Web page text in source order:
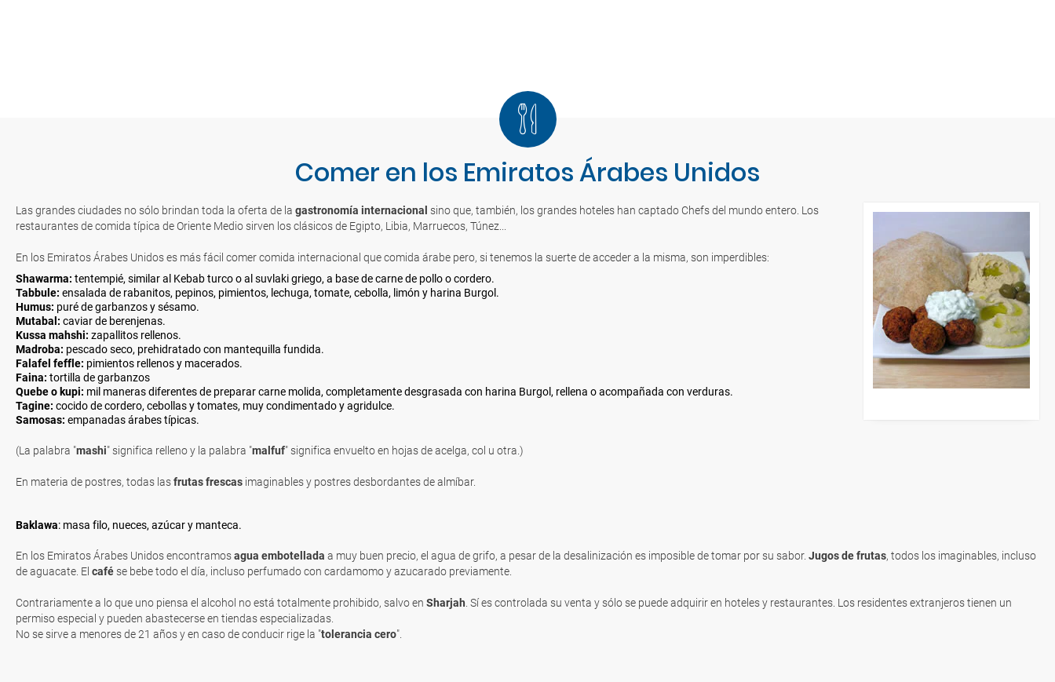
Comer en los Emiratos Árabes Unidos
Las grandes ciudades no sólo brindan toda la oferta de la gastronomía internacional sino que, también, los grandes hoteles han captado Chefs del mundo entero. Los
restaurantes de comida típica de Oriente Medio sirven los clásicos de Egipto, Libia, Marruecos, Túnez...
En los Emiratos Árabes Unidos es más fácil comer comida internacional que comida árabe pero, si tenemos la suerte de acceder a la misma, son imperdibles:
Shawarma: tentempié, similar al Kebab turco o al suvlaki griego, a base de carne de pollo o cordero.
Tabbule: ensalada de rabanitos, pepinos, pimientos, lechuga, tomate, cebolla, limón y harina Burgol.
Humus: puré de garbanzos y sésamo.
Mutabal: caviar de berenjenas.
Kussa mahshi: zapallitos rellenos.
Madroba: pescado seco, prehidratado con mantequilla fundida.
Falafel feffle: pimientos rellenos y macerados.
Faina: tortilla de garbanzos
Quebe o kupi: mil maneras diferentes de preparar carne molida, completamente desgrasada con harina Burgol, rellena o acompañada con verduras.
Tagine: cocido de cordero, cebollas y tomates, muy condimentado y agridulce.
Samosas: empanadas árabes típicas.
(La palabra "mashi" significa relleno y la palabra "malfuf" significa envuelto en hojas de acelga, col u otra.)
En materia de postres, todas lasfrutas frescas imaginables y postres desbordantes de almíbar.
Baklawa: masa filo, nueces, azúcar y manteca.
En los Emiratos Árabes Unidos encontramosagua embotellada a muy buen precio, el agua de grifo, a pesar de la desalinización es imposible de tomar por su sabor. Jugos de frutas, todos los imaginables, incluso
de aguacate. El café se bebe todo el día, incluso perfumado con cardamomo y azucarado previamente.
Contrariamente a lo que uno piensa el alcohol no está totalmente prohibido, salvo en Sharjah . Sí es controlada su venta y sólo se puede adquirir en hoteles y restaurantes. Los residentes extranjeros tienen un
permiso especial y pueden abastecerse en tiendas especializadas.
No se sirve a menores de 21 años y en caso de conducir rige la "tolerancia cero".